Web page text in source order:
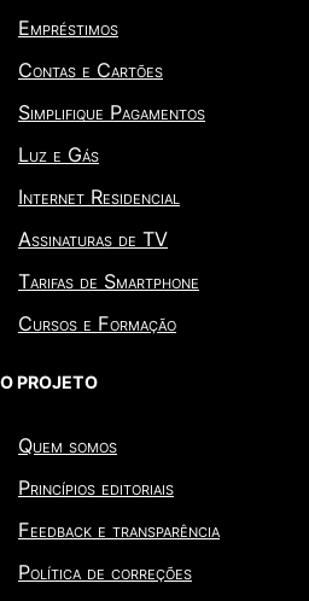
Empréstimos
Contas e Cartões
Simplifique Pagamentos
Luz e Gás
Internet Residencial
Assinaturas de TV
Tarifas de Smartphone
Cursos e Formação
O PROJETO
Quem somos
Princípios editoriais
Feedback e transparência
Política de correções